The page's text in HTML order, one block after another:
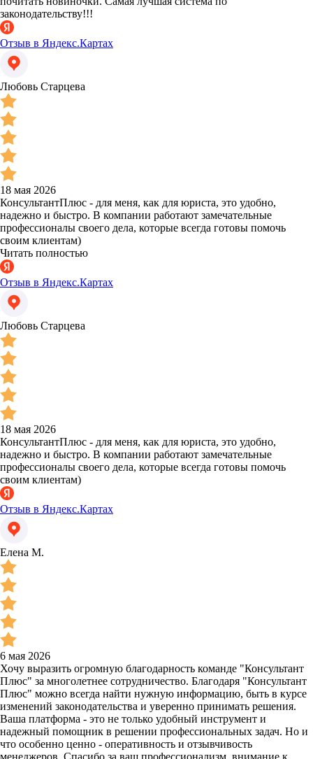
законодательству!!!
Отзыв в Яндекс.Картах
Любовь Старцева
18 мая 2026
КонсультантПлюс - для меня, как для юриста, это удобно,
надежно и быстро. В компании работают замечательные
профессионалы своего дела, которые всегда готовы помочь
своим клиентам)
Читать полностью
Отзыв в Яндекс.Картах
Любовь Старцева
18 мая 2026
КонсультантПлюс - для меня, как для юриста, это удобно,
надежно и быстро. В компании работают замечательные
профессионалы своего дела, которые всегда готовы помочь
своим клиентам)
Отзыв в Яндекс.Картах
Елена М.
6 мая 2026
Хочу выразить огромную благодарность команде "Консультант
Плюс" за многолетнее сотрудничество. Благодаря "Консультант
Плюс" можно всегда найти нужную информацию, быть в курсе
изменений законодательства и уверенно принимать решения.
Ваша платформа - это не только удобный инструмент и
надежный помощник в решении профессиональных задач. Но и
что особенно ценно - оперативность и отзывчивость